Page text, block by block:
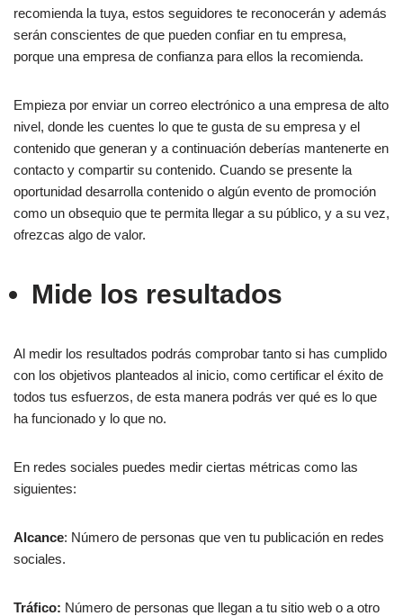
recomienda la tuya, estos seguidores te reconocerán y además
serán conscientes de que pueden confiar en tu empresa,
porque una empresa de confianza para ellos la recomienda.
Empieza por enviar un correo electrónico a una empresa de alto
nivel, donde les cuentes lo que te gusta de su empresa y el
contenido que generan y a continuación deberías mantenerte en
contacto y compartir su contenido. Cuando se presente la
oportunidad desarrolla contenido o algún evento de promoción
como un obsequio que te permita llegar a su público, y a su vez,
ofrezcas algo de valor.
Mide los resultados
Al medir los resultados podrás comprobar tanto si has cumplido
con los objetivos planteados al inicio, como certificar el éxito de
todos tus esfuerzos, de esta manera podrás ver qué es lo que
ha funcionado y lo que no.
En redes sociales puedes medir ciertas métricas como las
siguientes:
Alcance: Número de personas que ven tu publicación en redes
sociales.
Tráfico: Número de personas que llegan a tu sitio web o a otro